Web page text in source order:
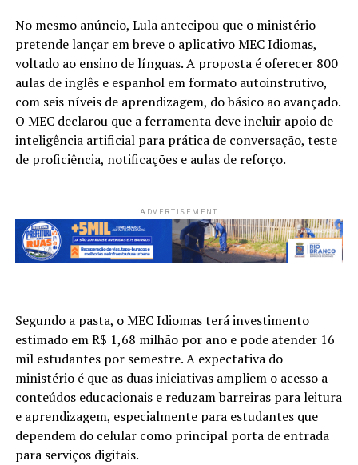
No mesmo anúncio, Lula antecipou que o ministério
pretende lançar em breve o aplicativo MEC Idiomas,
voltado ao ensino de línguas. A proposta é oferecer 800
aulas de inglês e espanhol em formato autoinstrutivo,
com seis níveis de aprendizagem, do básico ao avançado.
O MEC declarou que a ferramenta deve incluir apoio de
inteligência artificial para prática de conversação, teste
de proficiência, notificações e aulas de reforço.
ADVERTISEMENT
Segundo a pasta, o MEC Idiomas terá investimento
estimado em R$ 1,68 milhão por ano e pode atender 16
mil estudantes por semestre. A expectativa do
ministério é que as duas iniciativas ampliem o acesso a
conteúdos educacionais e reduzam barreiras para leitura
e aprendizagem, especialmente para estudantes que
dependem do celular como principal porta de entrada
para serviços digitais.